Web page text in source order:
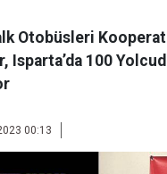
Otobüsleri
Isparta’da 100
00:13